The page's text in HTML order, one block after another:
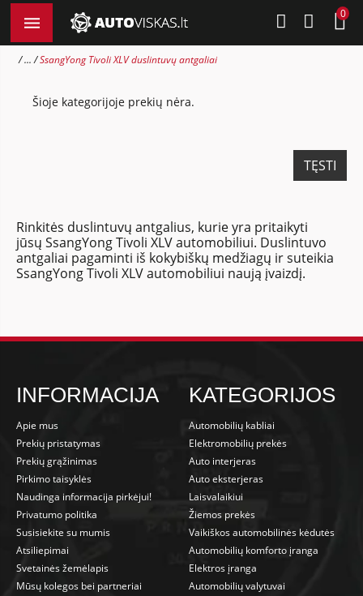
0
... SsangYong Tivoli XLV duslintuvų antgaliai
Šioje kategorijoje prekių nėra.
TĘSTI
Rinkitės duslintuvų antgalius, kurie yra pritaikyti
jūsų SsangYong Tivoli XLV automobiliui. Duslintuvo
antgaliai pagaminti iš kokybiškų medžiagų ir suteikia
SsangYong Tivoli XLV automobiliui naują įvaizdį.
INFORMACIJA
Apie mus
Prekių pristatymas
Prekių grąžinimas
Pirkimo taisyklės
Naudinga informacija pirkėjui!
Privatumo politika
Susisiekite su mumis
Atsiliepimai
Svetainės žemėlapis
Mūsų kolegos bei partneriai
KATEGORIJOS
Automobilių kabliai
Elektromobilių prekės
Auto interjeras
Auto eksterjeras
Laisvalaikiui
Žiemos prekės
Vaikiškos automobilinės kėdutės
Automobilių komforto įranga
Elektros įranga
Automobilių valytuvai